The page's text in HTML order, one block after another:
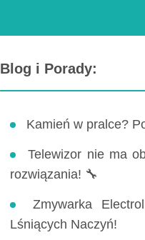
Blog i Porady:
Kamień w pralce?
Telewizor nie ma
rozwiązania! 🔧
Zmywarka
Lśniących Naczyń!